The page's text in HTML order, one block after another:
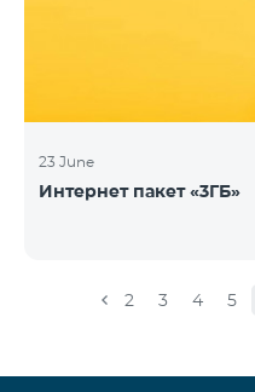
23 June
Интернет пакет «3ГБ»
2 3 4 5